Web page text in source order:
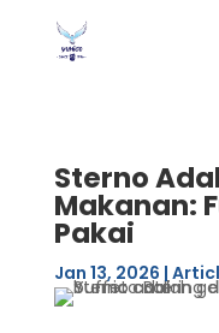
Sterno
Makanan:
Pakai
Jan 13, 2026 |